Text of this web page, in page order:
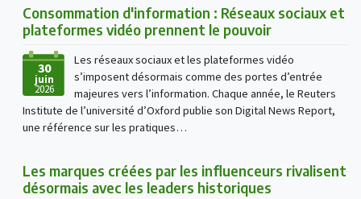
Consommation d'information : Réseaux sociaux et
plateformes vidéo prennent le pouvoir
30
juin
2026
Les réseaux sociaux et les plateformes vidéo
s’imposent désormais comme des portes d’entrée
majeures vers l’information. Chaque année, le Reuters
Institute de l’université d’Oxford publie son Digital News Report,
une référence sur les pratiques…
Les marques créées par les influenceurs rivalisent
désormais avec les leaders historiques